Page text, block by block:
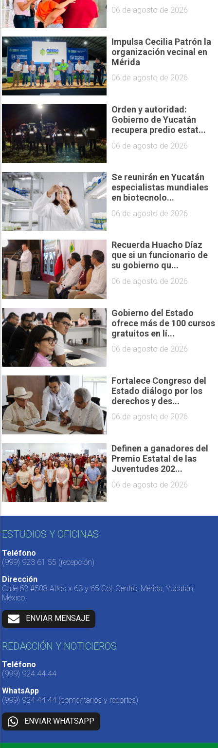
06 de agosto de 2026
Impulsa Cecilia Patrón la
organización vecinal en
Mérida
06 de agosto de 2026
Orden y autoridad:
Gobierno de Yucatán
recupera predio estat...
06 de agosto de 2026
Se reunirán en Yucatán
especialistas mundiales
en biotecnolo...
06 de agosto de 2026
Recuerda Huacho Díaz
que si un funcionario de
su gobierno qu...
06 de agosto de 2026
Gobierno del Estado
ofrece más de 100 cursos
gratuitos en lí...
06 de agosto de 2026
Fortalece Congreso del
Estado diálogo por los
derechos y des...
06 de agosto de 2026
Definen a ganadores del
Premio Estatal de las
Juventudes 202...
06 de agosto de 2026
ESTUDIOS Y OFICINAS
Teléfono
(999) 923 61 55 (recepción)
Dirección
Calle 62 #508 Altos x 63 y 65 Col. Centro, Mérida, Yucatán,
México.
ENVIAR MENSAJE
REDACCIÓN Y NOTICIEROS
Teléfono
(999) 924 44 44
WhatsApp
(999) 924 44 44 (comentarios y reportes)
ENVIAR WHATSAPP